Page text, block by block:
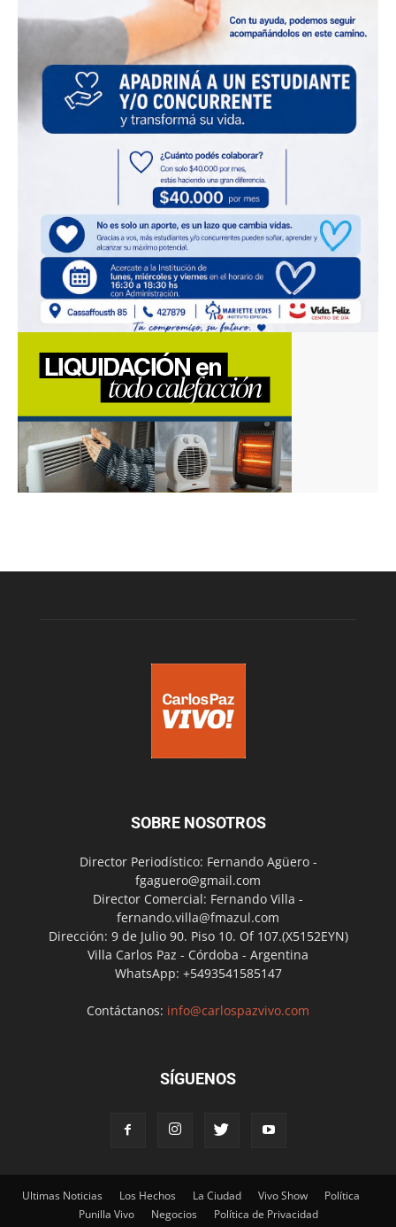
SOBRE NOSOTROS
Director Periodístico: Fernando Agüero -
fgaguero@gmail.com
Director Comercial: Fernando Villa -
fernando.villa@fmazul.com
Dirección: 9 de Julio 90. Piso 10. Of 107.(X5152EYN)
Villa Carlos Paz - Córdoba - Argentina
WhatsApp: +5493541585147
Contáctanos: info@carlospazvivo.com
SÍGUENOS
Ultimas Noticias Los Hechos La Ciudad Vivo Show
Política
Punilla Vivo
Negocios Política de Privacidad